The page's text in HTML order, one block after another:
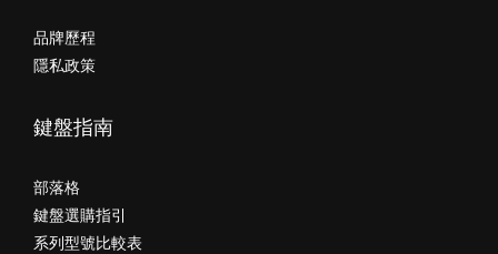
品牌歷程
隱私政策
鍵盤指南
部落格
鍵盤選購指引
系列型號比較表